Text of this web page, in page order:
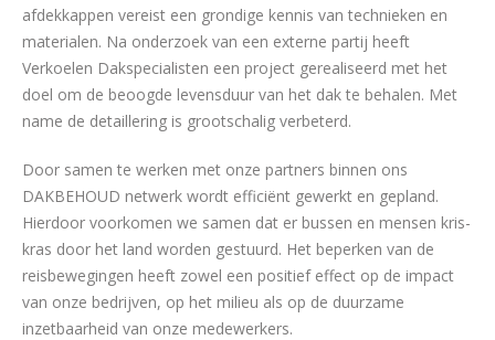
afdekkappen vereist een grondige kennis van technieken en
materialen. Na onderzoek van een externe partij heeft
Verkoelen Dakspecialisten een project gerealiseerd met het
doel om de beoogde levensduur van het dak te behalen. Met
name de detaillering is grootschalig verbeterd.
Door samen te werken met onze partners binnen ons
DAKBEHOUD netwerk wordt efficiënt gewerkt en gepland.
Hierdoor voorkomen we samen dat er bussen en mensen kris-
kras door het land worden gestuurd. Het beperken van de
reisbewegingen heeft zowel een positief effect op de impact
van onze bedrijven, op het milieu als op de duurzame
inzetbaarheid van onze medewerkers.